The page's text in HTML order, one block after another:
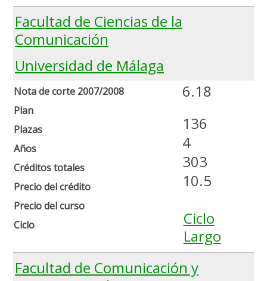
Facultad de Ciencias de la
Comunicación
Universidad de Málaga
Nota de corte 2007/2008
Plan
Plazas
Años
Créditos totales
Precio del crédito
Precio del curso
Ciclo
6.18
136
4
303
10.5
Ciclo
Largo
Facultad de Comunicación y